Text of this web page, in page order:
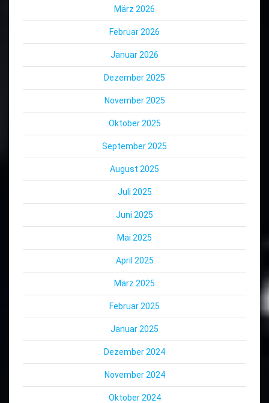
März 2026
Februar 2026
Januar 2026
Dezember 2025
November 2025
Oktober 2025
September 2025
August 2025
Juli 2025
Juni 2025
Mai 2025
April 2025
März 2025
Februar 2025
Januar 2025
Dezember 2024
November 2024
Oktober 2024